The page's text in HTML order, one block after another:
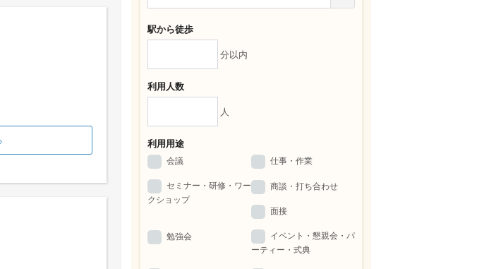
駅から徒歩
分以内
利用人数
人
利用用途
会議 仕事・作業
セミナー・研修・ワー
クショップ
商談・打ち合わせ
面接
勉強会
イベント・懇親会・パ
ーティー・式典